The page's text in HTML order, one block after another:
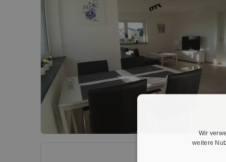
Wir
weitere